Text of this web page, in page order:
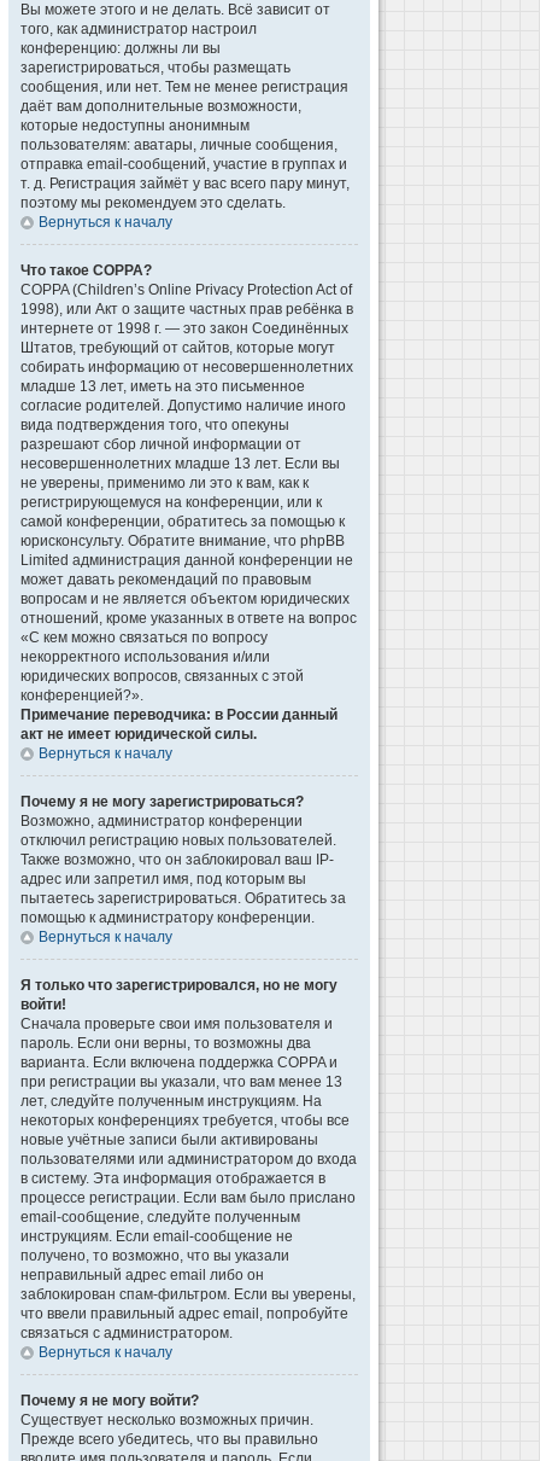
Вы можете этого и не делать. Всё зависит от
того, как администратор настроил
конференцию: должны ли вы
зарегистрироваться, чтобы размещать
сообщения, или нет. Тем не менее регистрация
даёт вам дополнительные возможности,
которые недоступны анонимным
пользователям: аватары, личные сообщения,
отправка email-сообщений, участие в группах и
т. д. Регистрация займёт у вас всего пару минут,
поэтому мы рекомендуем это сделать.
Вернуться к началу
Что такое COPPA?
COPPA (Children’s Online Privacy Protection Act of
1998), или Акт о защите частных прав ребёнка в
интернете от 1998 г. — это закон Соединённых
Штатов, требующий от сайтов, которые могут
собирать информацию от несовершеннолетних
младше 13 лет, иметь на это письменное
согласие родителей. Допустимо наличие иного
вида подтверждения того, что опекуны
разрешают сбор личной информации от
несовершеннолетних младше 13 лет. Если вы
не уверены, применимо ли это к вам, как к
регистрирующемуся на конференции, или к
самой конференции, обратитесь за помощью к
юрисконсульту. Обратите внимание, что phpBB
Limited администрация данной конференции не
может давать рекомендаций по правовым
вопросам и не является объектом юридических
отношений, кроме указанных в ответе на вопрос
«С кем можно связаться по вопросу
некорректного использования и/или
юридических вопросов, связанных с этой
конференцией?».
Примечание переводчика: в России данный
акт не имеет юридической силы.
Вернуться к началу
Почему я не могу зарегистрироваться?
Возможно, администратор конференции
отключил регистрацию новых пользователей.
Также возможно, что он заблокировал ваш IP-
адрес или запретил имя, под которым вы
пытаетесь зарегистрироваться. Обратитесь за
помощью к администратору конференции.
Вернуться к началу
Я только что зарегистрировался, но не могу
войти!
Сначала проверьте свои имя пользователя и
пароль. Если они верны, то возможны два
варианта. Если включена поддержка COPPA и
при регистрации вы указали, что вам менее 13
лет, следуйте полученным инструкциям. На
некоторых конференциях требуется, чтобы все
новые учётные записи были активированы
пользователями или администратором до входа
в систему. Эта информация отображается в
процессе регистрации. Если вам было прислано
email-сообщение, следуйте полученным
инструкциям. Если email-сообщение не
получено, то возможно, что вы указали
неправильный адрес email либо он
заблокирован спам-фильтром. Если вы уверены,
что ввели правильный адрес email, попробуйте
связаться с администратором.
Вернуться к началу
Почему я не могу войти?
Существует несколько возможных причин.
Прежде всего убедитесь, что вы правильно